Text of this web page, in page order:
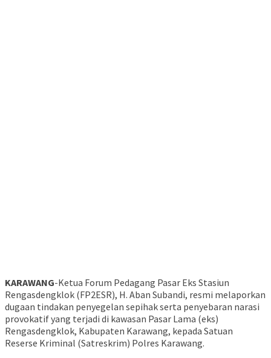
KARAWANG-Ketua Forum Pedagang Pasar Eks Stasiun
Rengasdengklok (FP2ESR), H. Aban Subandi, resmi melaporkan
dugaan tindakan penyegelan sepihak serta penyebaran narasi
provokatif yang terjadi di kawasan Pasar Lama (eks)
Rengasdengklok, Kabupaten Karawang, kepada Satuan
Reserse Kriminal (Satreskrim) Polres Karawang.